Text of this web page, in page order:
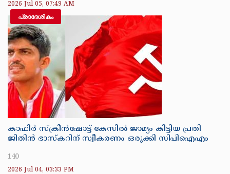
2026 Jul 05, 07:49 AM
പ്രാദേശികം
കാഫിർ സ്‌ക്രീൻഷോട്ട് കേസിൽ ജാമ്യം കിട്ടിയ പ്രതി
ജിതിൻ ഭാസ്‌കറിന് സ്വീകരണം ഒരുക്കി സിപിഐഎം
140
2026 Jul 04, 03:33 PM